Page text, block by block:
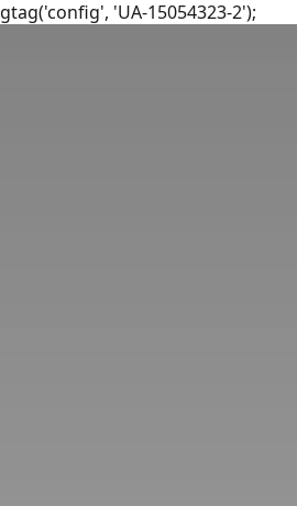
gtag('config', 'UA-15054323-2');